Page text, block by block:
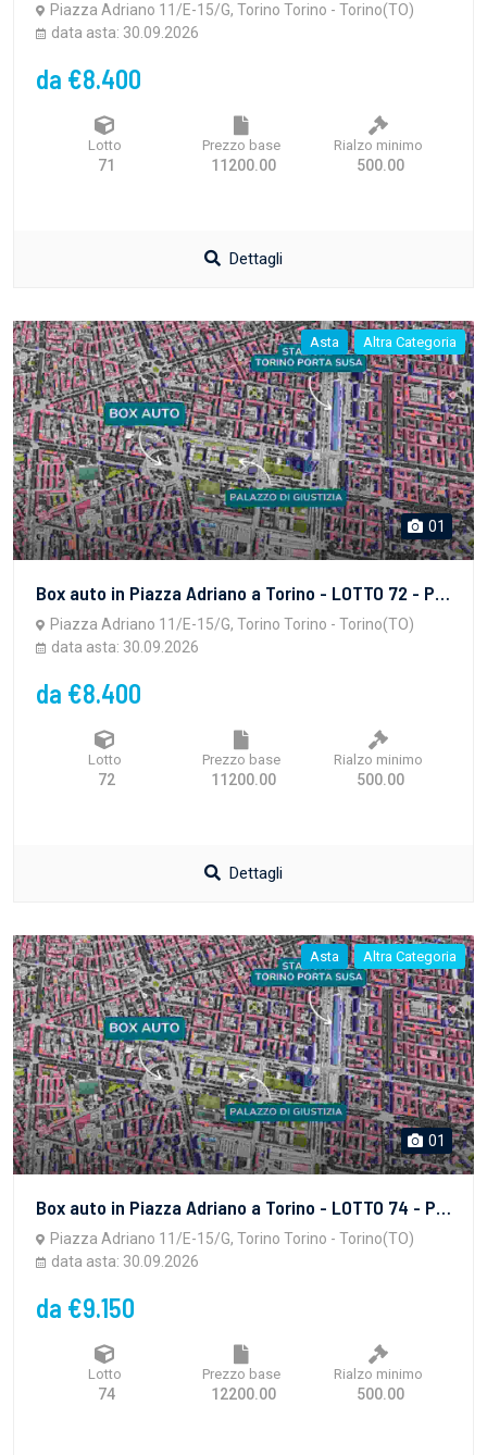
Piazza Adriano 11/E-15/G, Torino Torino - Torino(TO)
data asta: 30.09.2026
da €8.400
Lotto
71
Prezzo base
11200.00
Rialzo minimo
500.00
Dettagli
Asta Altra Categoria
01
Box auto in Piazza Adriano a Torino - LOTTO 72 - PROPRIETA' SUPERFICIARIA - vendita telematica sulla piattaforma www.gobidreal.it n.32628.72
Piazza Adriano 11/E-15/G, Torino Torino - Torino(TO)
data asta: 30.09.2026
da €8.400
Lotto
72
Prezzo base
11200.00
Rialzo minimo
500.00
Dettagli
Asta Altra Categoria
01
Box auto in Piazza Adriano a Torino - LOTTO 74 - PROPRIETA' SUPERFICIARIA - vendita telematica sulla piattaforma www.gobidreal.it n.32628.74
Piazza Adriano 11/E-15/G, Torino Torino - Torino(TO)
data asta: 30.09.2026
da €9.150
Lotto
74
Prezzo base
12200.00
Rialzo minimo
500.00